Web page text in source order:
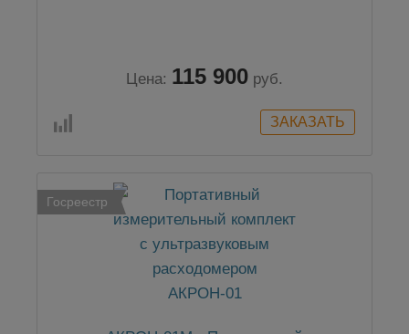
Цена: 115 900 руб.
Госреестр